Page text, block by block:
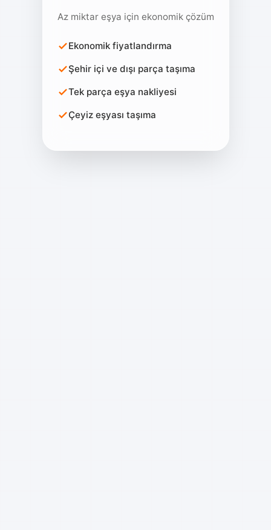
Az miktar eşya için ekonomik çözüm
Ekonomik fiyatlandırma
Şehir içi ve dışı parça taşıma
Tek parça eşya nakliyesi
Çeyiz eşyası taşıma